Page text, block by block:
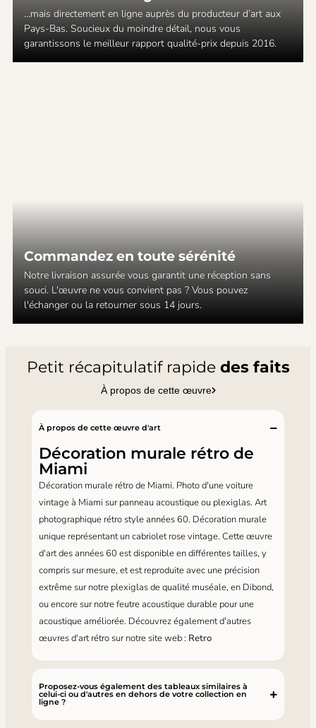
…mais directement en ligne auprès du producteur d’art aux
Pays-Bas. Soucieux du moindre détail, nous vous
garantissons le meilleur rapport qualité-prix depuis 2016.
Commandez en toute sérénité
Notre livraison assurée vous garantit une réception sans
souci. L'œuvre ne vous convient pas ? Vous pouvez
l'échanger ou la retourner sous 14 jours.
Petit récapitulatif rapide des faits
À propos de cette œuvre
À propos de cette œuvre d'art
Décoration murale rétro de
Miami
Décoration murale rétro de Miami. Photo d'une voiture
vintage à Miami sur panneau acoustique ou plexiglas. Art
photographique rétro style années 60. Décoration murale
unique représentant un cabriolet rose vintage. Cette œuvre
d'art des années 60 est disponible en différentes tailles, y
compris sur mesure, et est reproduite avec une précision
extrême sur notre plexiglas de qualité muséale, en Dibond,
ou encore sur notre feutre acoustique durable pour une
acoustique améliorée. Découvrez également d'autres
œuvres d'art rétro sur notre site web : Retro
Proposez-vous également des tableaux similaires à
celui-ci ou d'autres en dehors de votre collection en
ligne ?